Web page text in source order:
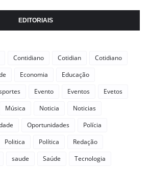
EDITORIAIS
Contidiano Cotidian
Cotidiano
Economia
Educação
Evento Eventos
Evetos
Música Noticia
Noticias
Oportunidades
Polícia
Politica Política
Redação
saude Saúde Tecnologia